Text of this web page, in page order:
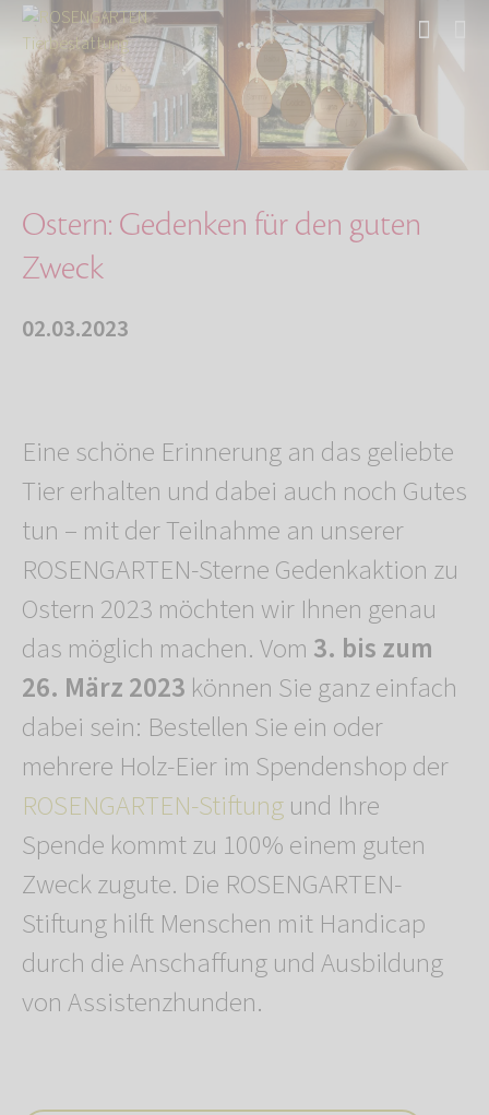
Start Über uns
Aktuelles
Ostern: Gedenken für den guten Zweck
Ostern: Gedenken für den guten
Zweck
02.03.2023
Eine schöne Erinnerung an das geliebte
Tier erhalten und dabei auch noch Gutes
tun – mit der Teilnahme an unserer
ROSENGARTEN-Sterne Gedenkaktion zu
Ostern 2023 möchten wir Ihnen genau
das möglich machen. Vom 3. bis zum
26. März 2023 können Sie ganz einfach
dabei sein: Bestellen Sie ein oder
mehrere Holz-Eier im Spendenshop der
ROSENGARTEN-Stiftungund Ihre
Spende kommt zu 100% einem guten
Zweck zugute. Die ROSENGARTEN-
Stiftung hilft Menschen mit Handicap
durch die Anschaffung und Ausbildung
von Assistenzhunden.